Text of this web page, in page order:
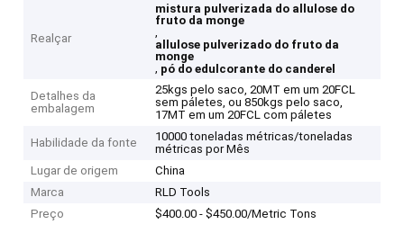
Realçar
mistura pulverizada do allulose do
fruto da monge
,
allulose pulverizado do fruto da
monge
, pó do edulcorante do canderel
Detalhes da
embalagem
25kgs pelo saco, 20MT em um 20FCL
sem páletes, ou 850kgs pelo saco,
17MT em um 20FCL com páletes
Habilidade da fonte
10000 toneladas métricas/toneladas
métricas por Mês
Lugar de origem
China
Marca
RLD Tools
Preço
$400.00 - $450.00/Metric Tons